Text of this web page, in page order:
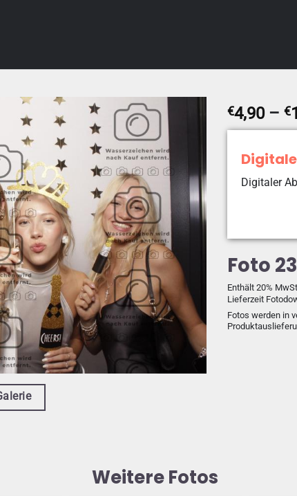
Foto
€4,90 – €
Enthält 20%
Lieferzeit
Fotos werden in
Digitaler
Weitere Fotos